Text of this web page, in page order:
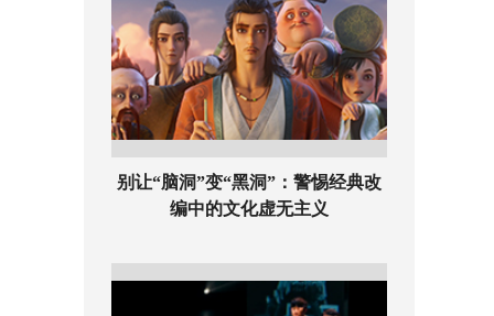
别让“脑洞”变“黑洞”：警惕经典改
编中的文化虚无主义